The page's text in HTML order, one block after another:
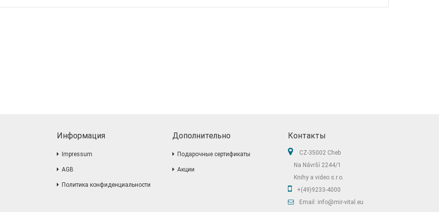
Информация
Impressum
AGB
Политика конфиденциальности
Дополнительно
Подарочные сертификаты
Акции
Контакты
CZ-35002 Cheb
Na Návrší 2244/1
Knihy a video s.r.o.
+(49)9233-4000
Email: info@mir-vital.eu